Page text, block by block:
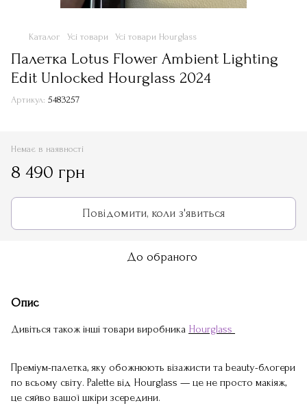
Каталог Усі товари Усі товари Hourglass
Палетка Lotus Flower Ambient Lighting
Edit Unlocked Hourglass 2024
Артикул: 5483257
Немає в наявності
8 490 грн
Повідомити, коли з'явиться
До обраного
Опис
Дивіться також інші товари виробника Hourglass
Преміум-палетка, яку обожнюють візажисти та beauty-блогери
по всьому світу. Palette від Hourglass — це не просто макіяж,
це сяйво вашої шкіри зсередини.